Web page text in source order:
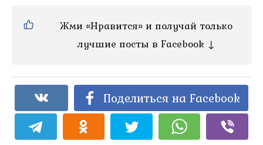
Жми «Нравится» и получай только
лучшие посты в Facebook ↓
Поделиться на Facebook